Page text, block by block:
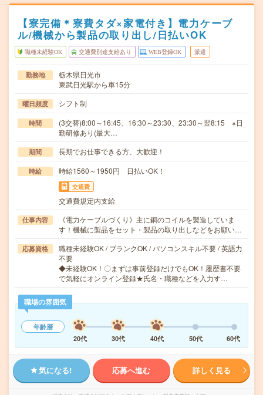
【寮完備＊寮費タダ×家電付き】電力ケーブ
ル/機械から製品の取り出し/日払いOK
職種未経験OK 交通費別途支給あり WEB登録OK 派遣
勤務地
栃木県日光市
東武日光駅から車15分
曜日頻度 シフト制
時間
(3交替)8:00～16:45、16:30～23:30、23:30～翌8:15 ※日
勤研修あり(最大…
期間 長期でお仕事できる方、大歓迎！
時給 時給1560～1950円 日払いOK！
交通費
交通費規定内支給
仕事内容
《電力ケーブルづくり》主に銅のコイルを製造していま
す！機械に製品をセット・製品の取り出しなどをお願い…
応募資格
職種未経験OK / ブランクOK / パソコンスキル不要 / 英語力
不要
◆未経験OK！〇まずは事前登録だけでもOK！履歴書不要
で気軽にオンライン登録★氏名・職種などを入力す…
職場の雰囲気
年齢層
20代
30代 40代 50代 60代
気になる! 応募へ進む 詳しく見る